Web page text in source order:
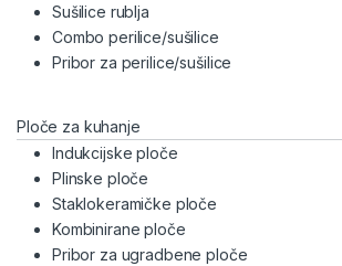
Sušilice rublja
Combo perilice/sušilice
Pribor za perilice/sušilice
Ploče za kuhanje
Indukcijske ploče
Plinske ploče
Staklokeramičke ploče
Kombinirane ploče
Pribor za ugradbene ploče